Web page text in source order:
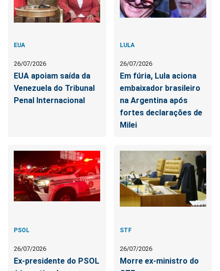
EUA
26/07/2026
EUA apoiam saída da
Venezuela do Tribunal
Penal Internacional
LULA
26/07/2026
Em fúria, Lula aciona
embaixador brasileiro
na Argentina após
fortes declarações de
Milei
PSOL
26/07/2026
Ex-presidente do PSOL
STF
26/07/2026
Morre ex-ministro do